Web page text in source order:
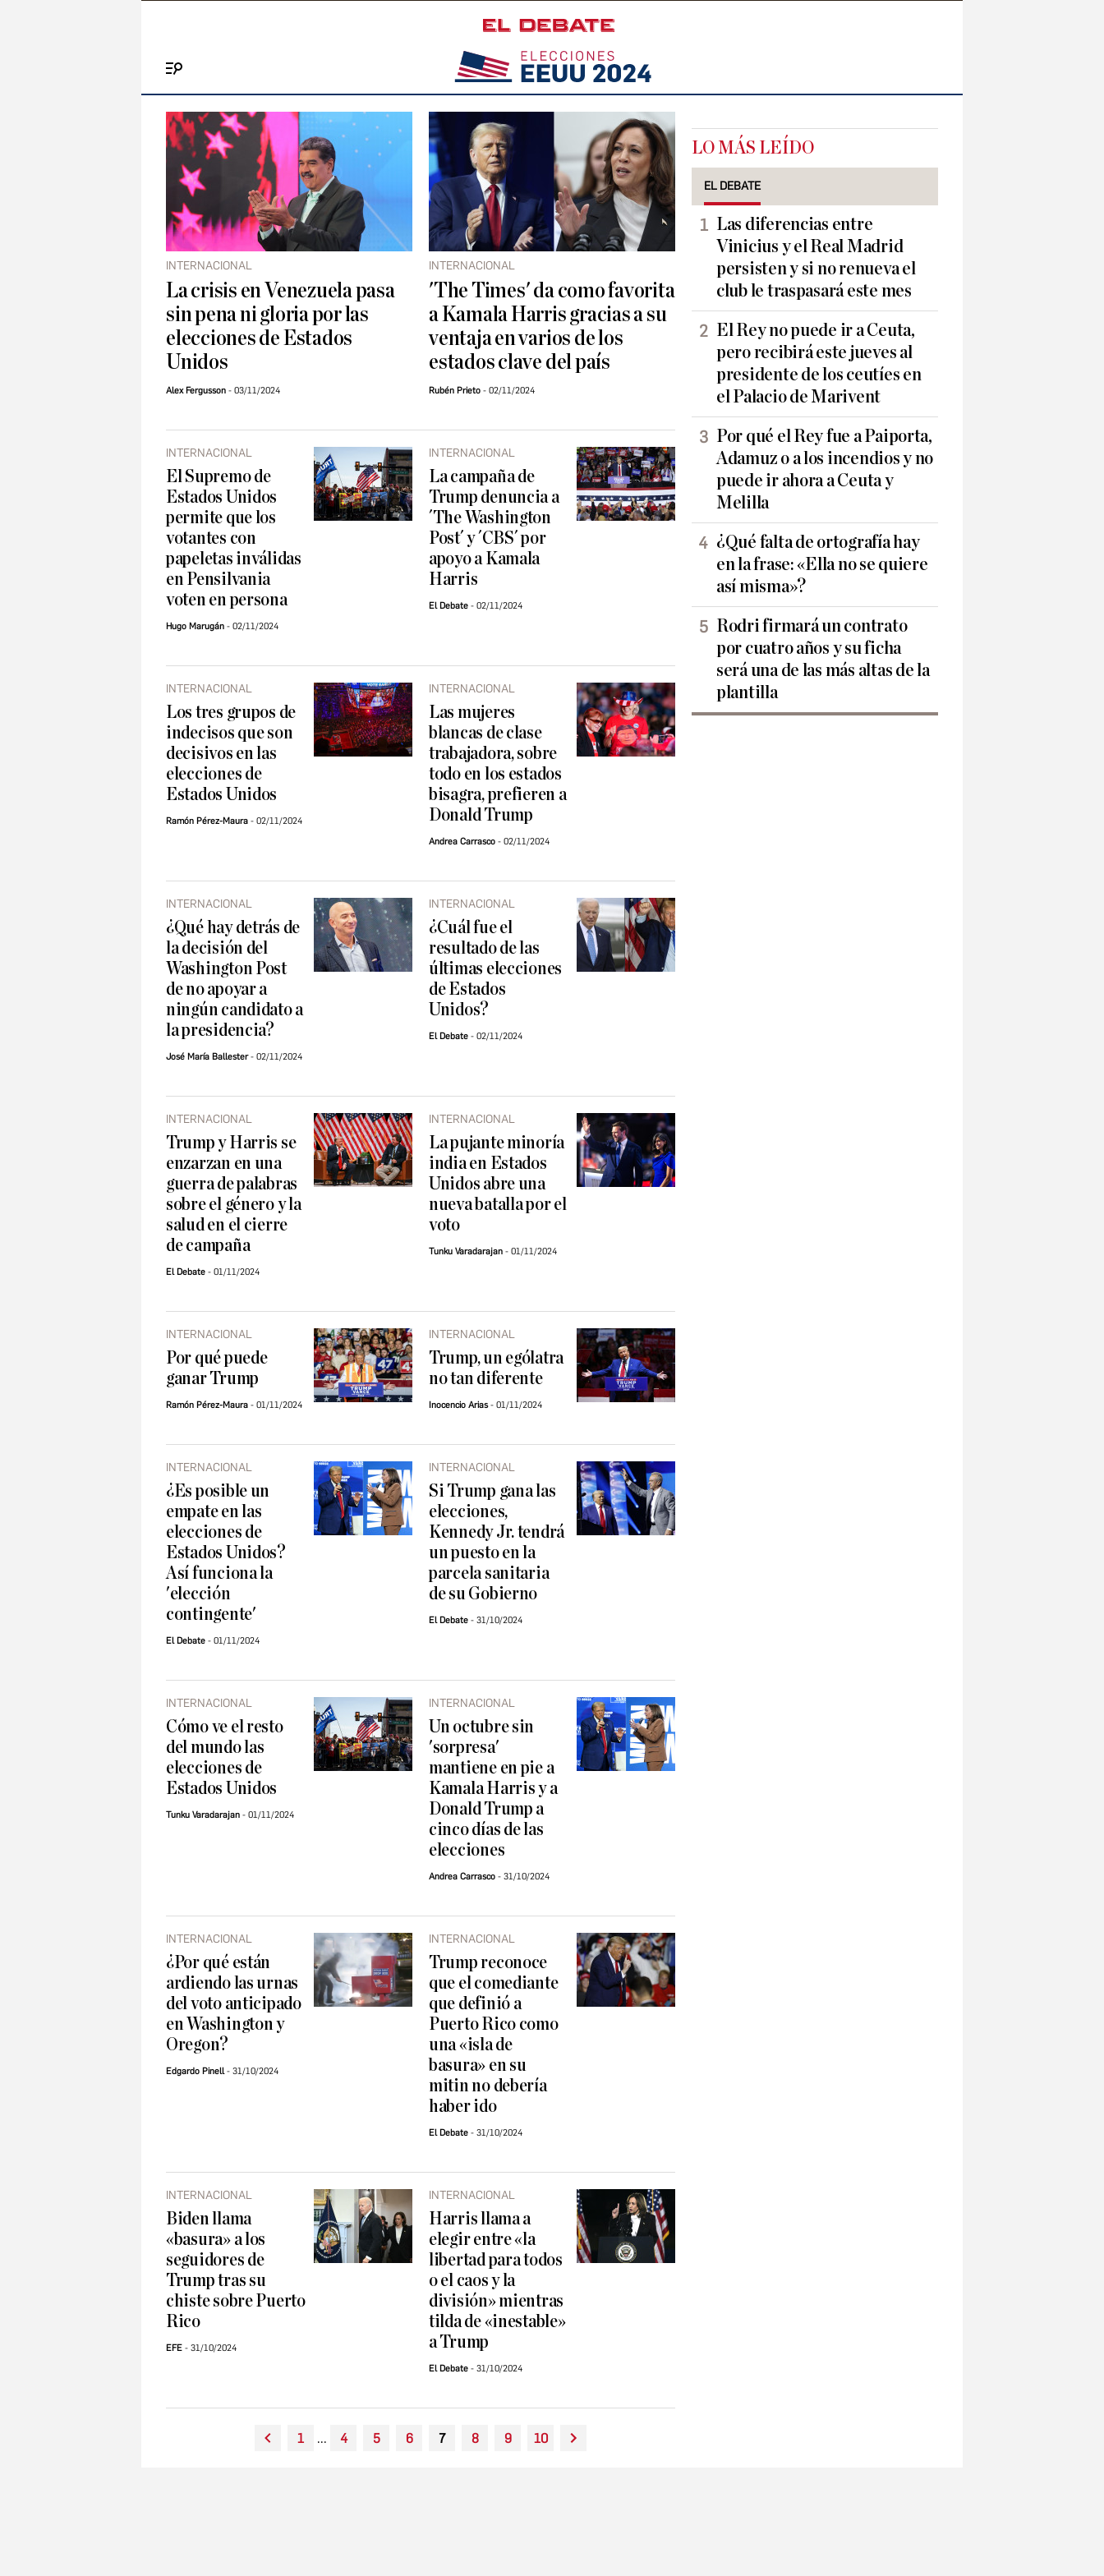
INTERNACIONAL
La crisis en Venezuela pasa
sin pena ni gloria por las
elecciones de Estados
Unidos
Alex Fergusson 03/11/2024
INTERNACIONAL
'The Times' da como favorita
a Kamala Harris gracias a su
ventaja en varios de los
estados clave del país
Rubén Prieto 02/11/2024
INTERNACIONAL
El Supremo de
Estados Unidos
permite que los
votantes con
papeletas inválidas
en Pensilvania
voten en persona
Hugo Marugán 02/11/2024
INTERNACIONAL
La campaña de
Trump denuncia a
´The Washington
Post´ y ´CBS´ por
apoyo a Kamala
Harris
El Debate 02/11/2024
INTERNACIONAL
Los tres grupos de
indecisos que son
decisivos en las
elecciones de
Estados Unidos
Ramón Pérez-Maura 02/11/2024
INTERNACIONAL
Las mujeres
blancas de clase
trabajadora, sobre
todo en los estados
bisagra, prefieren a
Donald Trump
Andrea Carrasco 02/11/2024
INTERNACIONAL
¿Qué hay detrás de
la decisión del
Washington Post
de no apoyar a
ningún candidato a
la presidencia?
José María Ballester 02/11/2024
INTERNACIONAL
¿Cuál fue el
resultado de las
últimas elecciones
de Estados
Unidos?
El Debate 02/11/2024
INTERNACIONAL
Trump y Harris se
enzarzan en una
guerra de palabras
sobre el género y la
salud en el cierre
de campaña
El Debate 01/11/2024
INTERNACIONAL
La pujante minoría
india en Estados
Unidos abre una
nueva batalla por el
voto
Tunku Varadarajan 01/11/2024
INTERNACIONAL
Por qué puede
ganar Trump
Ramón Pérez-Maura 01/11/2024
INTERNACIONAL
Trump, un ególatra
no tan diferente
Inocencio Arias 01/11/2024
INTERNACIONAL
¿Es posible un
empate en las
elecciones de
Estados Unidos?
Así funciona la
'elección
contingente'
El Debate 01/11/2024
INTERNACIONAL
Si Trump gana las
elecciones,
Kennedy Jr. tendrá
un puesto en la
parcela sanitaria
de su Gobierno
El Debate 31/10/2024
INTERNACIONAL
Cómo ve el resto
del mundo las
elecciones de
Estados Unidos
Tunku Varadarajan 01/11/2024
INTERNACIONAL
Un octubre sin
'sorpresa'
mantiene en pie a
Kamala Harris y a
Donald Trump a
cinco días de las
elecciones
Andrea Carrasco 31/10/2024
INTERNACIONAL
¿Por qué están
ardiendo las urnas
del voto anticipado
en Washington y
Oregon?
Edgardo Pinell 31/10/2024
INTERNACIONAL
Trump reconoce
que el comediante
que definió a
Puerto Rico como
una «isla de
basura» en su
mitin no debería
haber ido
El Debate 31/10/2024
INTERNACIONAL
Biden llama
«basura» a los
seguidores de
Trump tras su
chiste sobre Puerto
Rico
EFE 31/10/2024
INTERNACIONAL
Harris llama a
elegir entre «la
libertad para todos
o el caos y la
división» mientras
tilda de «inestable»
a Trump
El Debate 31/10/2024
1 ... 4 5 6 7 8 9 10
LO MÁS LEÍDO
EL DEBATE
Las diferencias entre
Vinicius y el Real Madrid
persisten y si no renueva el
club le traspasará este mes
El Rey no puede ir a Ceuta,
pero recibirá este jueves al
presidente de los ceutíes en
el Palacio de Marivent
Por qué el Rey fue a Paiporta,
Adamuz o a los incendios y no
puede ir ahora a Ceuta y
Melilla
¿Qué falta de ortografía hay
en la frase: «Ella no se quiere
así misma»?
Rodri firmará un contrato
por cuatro años y su ficha
será una de las más altas de la
plantilla